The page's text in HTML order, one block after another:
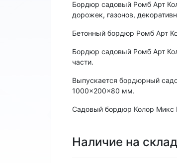
Бордюр садовый Ромб Арт
дорожек, газонов,
Бетонный бордюр Ромб Арт
Бордюр садовый Ромб Арт
части.
Выпускается бордюрный
1000×200×80 мм.
Садовый бордюр Колор Микс
Наличие на